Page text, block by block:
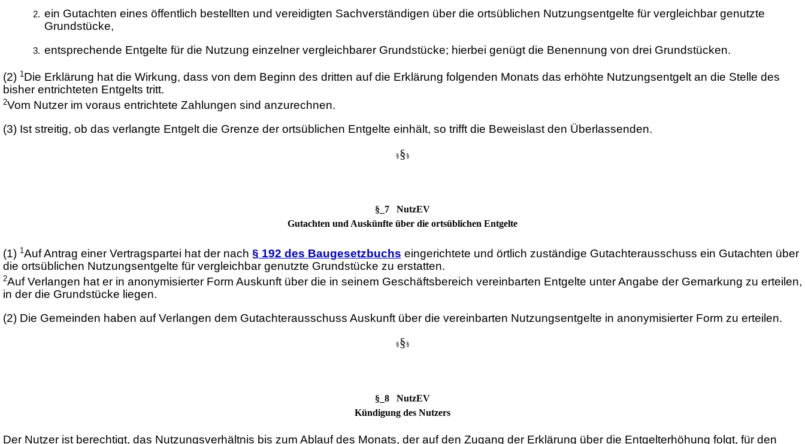
ein Gutachten eines öffentlich bestellten und vereidigten Sachverständigen über die ortsüblichen Nutzungsentgelte für vergleichbar genutzte
Grundstücke,
entsprechende Entgelte für die Nutzung einzelner vergleichbarer Grundstücke; hierbei genügt die Benennung von drei Grundstücken.
(2) 1Die Erklärung hat die Wirkung, dass von dem Beginn des dritten auf die Erklärung folgenden Monats das erhöhte Nutzungsentgelt an die Stelle des
bisher entrichteten Entgelts tritt.
2Vom Nutzer im voraus entrichtete Zahlungen sind anzurechnen.
(3) Ist streitig, ob das verlangte Entgelt die Grenze der ortsüblichen Entgelte einhält, so trifft die Beweislast den Überlassenden.
§§ §
§_7 NutzEV
Gutachten und Auskünfte über die ortsüblichen Entgelte
(1) 1Auf Antrag einer Vertragspartei hat der nach § 192 des Baugesetzbuchs eingerichtete und örtlich zuständige Gutachterausschuss ein Gutachten über
die ortsüblichen Nutzungsentgelte für vergleichbar genutzte Grundstücke zu erstatten.
2Auf Verlangen hat er in anonymisierter Form Auskunft über die in seinem Geschäftsbereich vereinbarten Entgelte unter Angabe der Gemarkung zu erteilen,
in der die Grundstücke liegen.
(2) Die Gemeinden haben auf Verlangen dem Gutachterausschuss Auskunft über die vereinbarten Nutzungsentgelte in anonymisierter Form zu erteilen.
§§ §
§_8 NutzEV
Kündigung des Nutzers
Der Nutzer ist berechtigt, das Nutzungsverhältnis bis zum Ablauf des Monats, der auf den Zugang der Erklärung über die Entgelterhöhung folgt, für den